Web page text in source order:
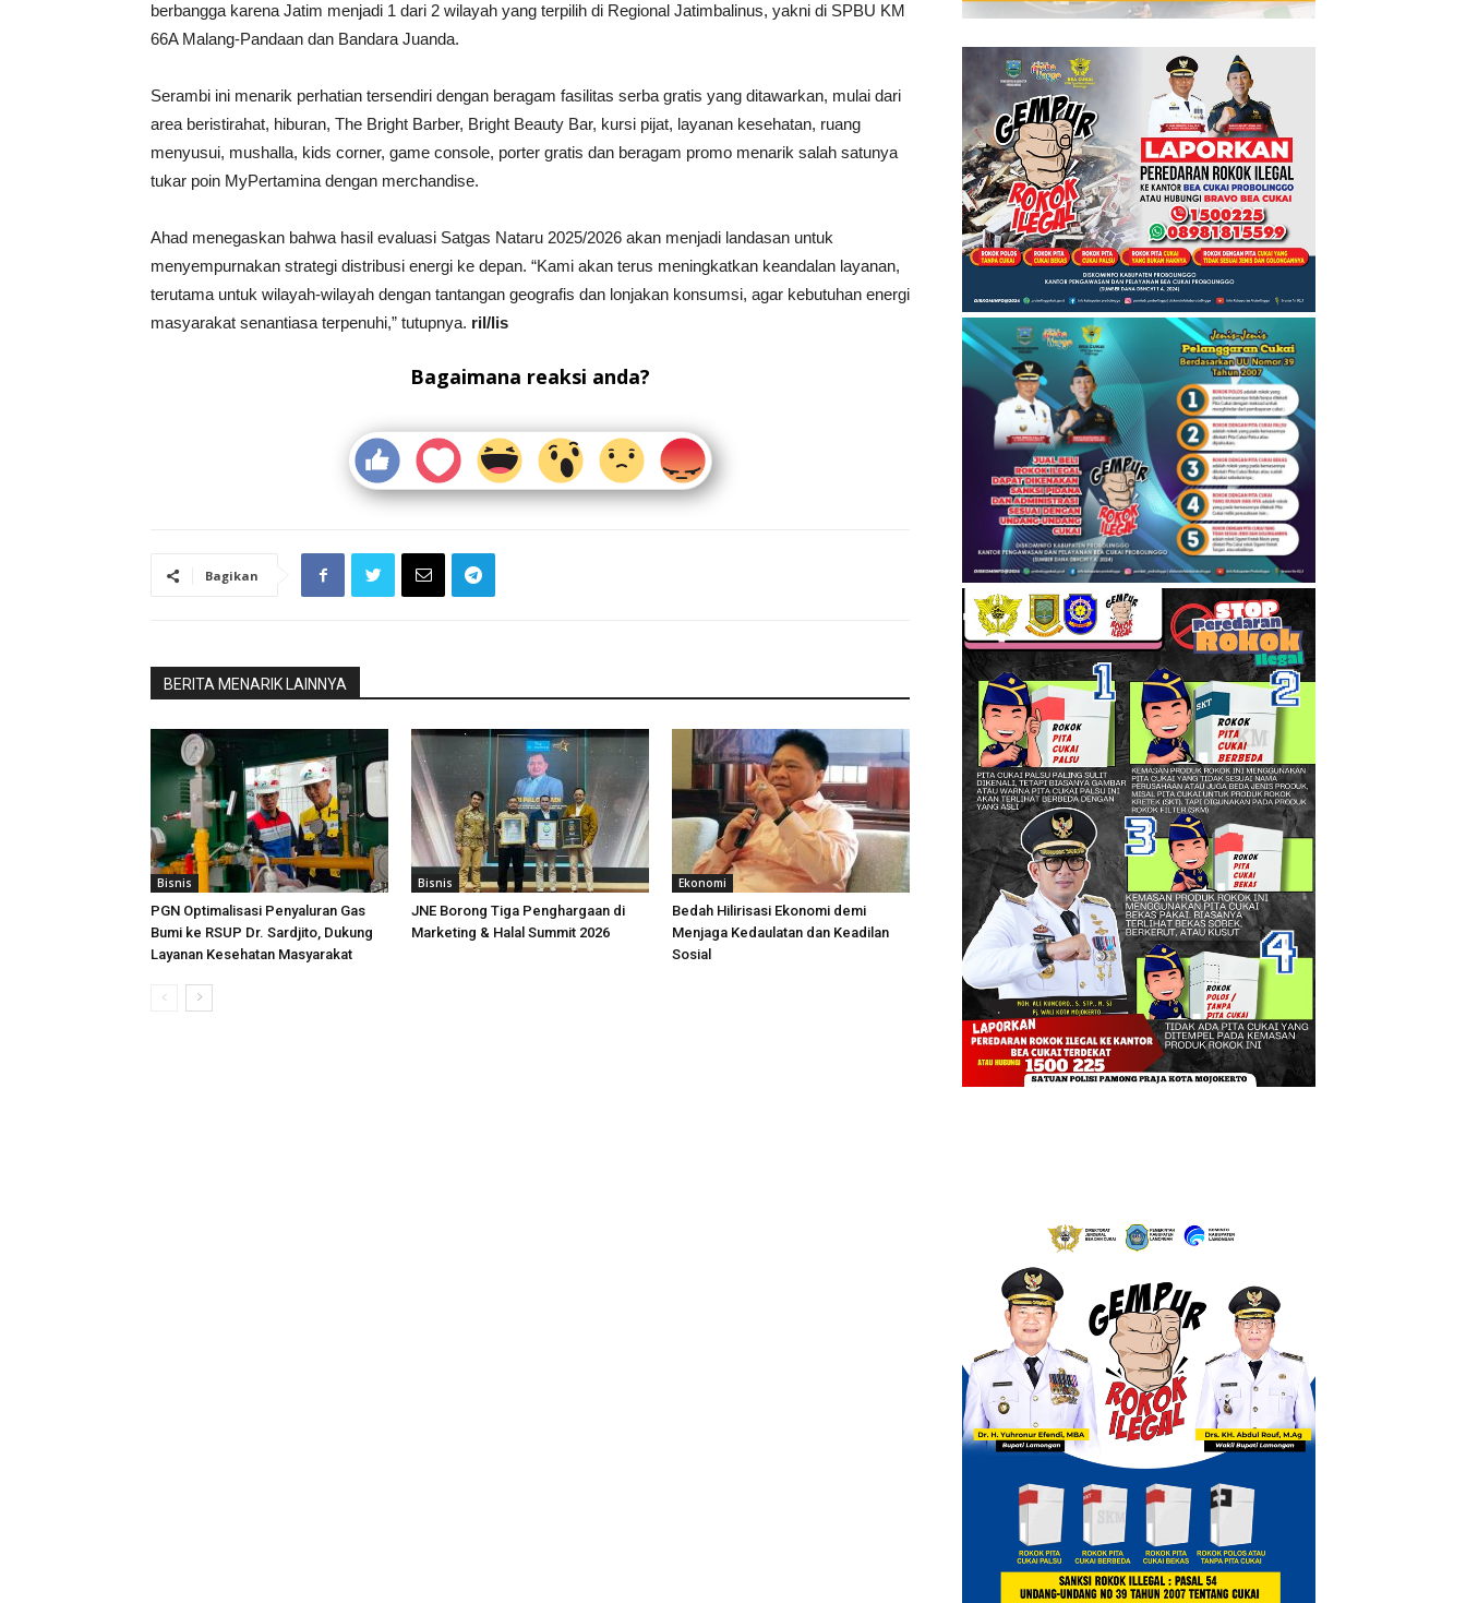
berbangga karena Jatim menjadi 1 dari 2 wilayah yang terpilih di Regional Jatimbalinus, yakni di SPBU KM
66A Malang-Pandaan dan Bandara Juanda.
Serambi ini menarik perhatian tersendiri dengan beragam fasilitas serba gratis yang ditawarkan, mulai dari
area beristirahat, hiburan, The Bright Barber, Bright Beauty Bar, kursi pijat, layanan kesehatan, ruang
menyusui, mushalla, kids corner, game console, porter gratis dan beragam promo menarik salah satunya
tukar poin MyPertamina dengan merchandise.
Ahad menegaskan bahwa hasil evaluasi Satgas Nataru 2025/2026 akan menjadi landasan untuk
menyempurnakan strategi distribusi energi ke depan. “Kami akan terus meningkatkan keandalan layanan,
terutama untuk wilayah-wilayah dengan tantangan geografis dan lonjakan konsumsi, agar kebutuhan energi
masyarakat senantiasa terpenuhi,” tutupnya. ril/lis
Bagaimana reaksi anda?
Bagikan
BERITA MENARIK LAINNYA
Bisnis
PGN Optimalisasi Penyaluran Gas
Bumi ke RSUP Dr. Sardjito, Dukung
Layanan Kesehatan Masyarakat
Bisnis
JNE Borong Tiga Penghargaan di
Marketing & Halal Summit 2026
Ekonomi
Bedah Hilirisasi Ekonomi demi
Menjaga Kedaulatan dan Keadilan
Sosial